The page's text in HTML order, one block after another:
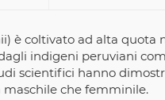
è coltivato ad alta quota
indigeni peruviani
scientifici hanno
che femminile.